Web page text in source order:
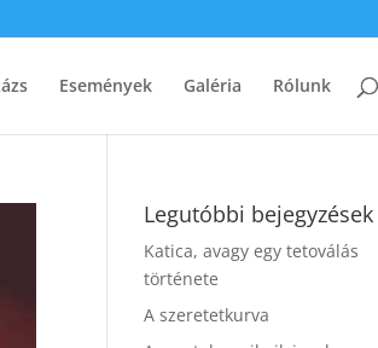
Események Galéria Rólunk
Legutóbbi bejegyzések
Katica, avagy egy tetoválás
története
A szeretetkurva